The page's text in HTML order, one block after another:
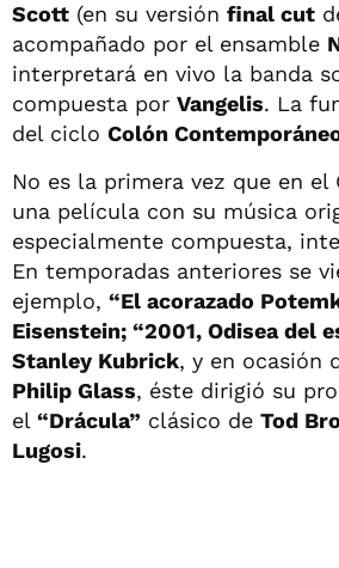
Scott (en su versión final cut
acompañado por el ensamble
interpretará en vivo la banda
compuesta por Vangelis. La
del ciclo Colón
No es la primera vez que en el
una película con su música
especialmente compuesta,
En temporadas anteriores se
ejemplo, “El acorazado
Eisenstein; “2001, Odisea del
Stanley Kubrick, y en ocasión
Philip Glass, éste dirigió su
el “Drácula” clásico de Tod
Lugosi.